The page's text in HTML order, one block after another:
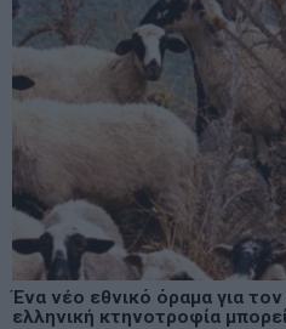
Ένα νέο εθνικό όραμα για
ελληνική κτηνοτροφία